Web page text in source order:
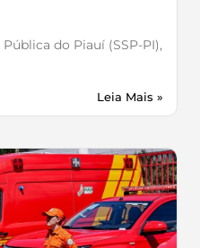
do Piauí (SSP-PI),
Leia Mais »